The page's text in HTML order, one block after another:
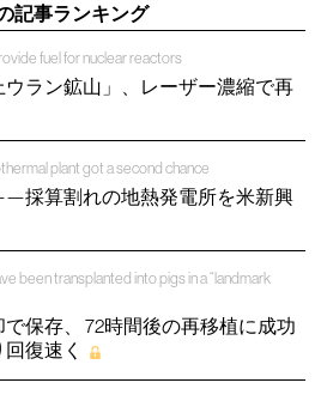
記事ランキング
fuel for nuclear reactors
ラン鉱山」、レーザー濃縮で再
plant got a second chance
採算割れの地熱発電所を米新興
been transplanted into pigs in a “landmark
保存、 72時間後の再移植に成功
復速く